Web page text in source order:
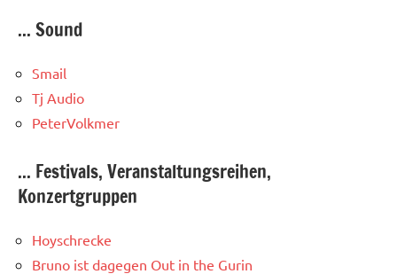
... Sound
Smail
Tj Audio
PeterVolkmer
... Festivals, Veranstaltungsreihen,
Konzertgruppen
Hoyschrecke
Bruno ist dagegen Out in the Gurin